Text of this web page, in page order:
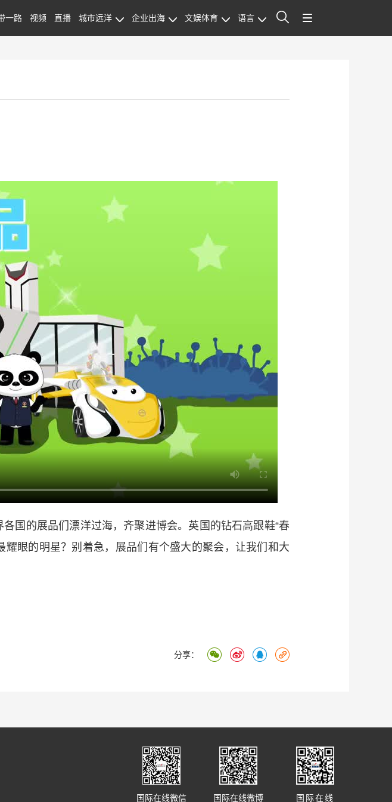
一路 视频 直播 城市远洋 企业出海 文娱体育 语言 站内搜索
的展品们漂洋过海，齐聚进博会。英国的钻石高跟鞋“春
眼的明星？别着急，展品们有个盛大的聚会，让我们和大
分享：
国际在线
国际在线微博
国际在线微信